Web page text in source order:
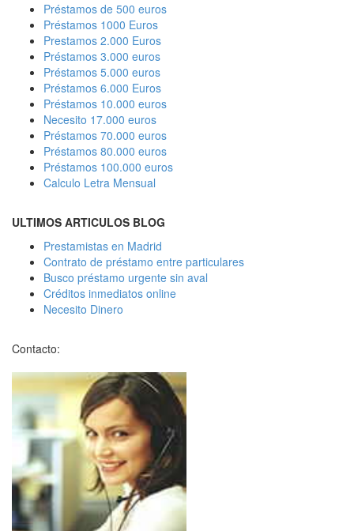
Préstamos de 500 euros
Préstamos 1000 Euros
Prestamos 2.000 Euros
Préstamos 3.000 euros
Préstamos 5.000 euros
Préstamos 6.000 Euros
Préstamos 10.000 euros
Necesito 17.000 euros
Préstamos 70.000 euros
Préstamos 80.000 euros
Préstamos 100.000 euros
Calculo Letra Mensual
ULTIMOS ARTICULOS BLOG
Prestamistas en Madrid
Contrato de préstamo entre particulares
Busco préstamo urgente sin aval
Créditos inmediatos online
Necesito Dinero
Contacto: